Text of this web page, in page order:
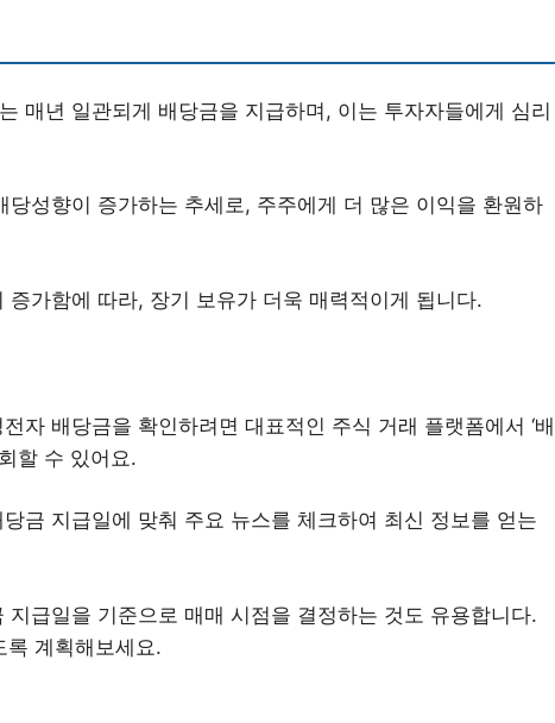
매년 일관되게 배당금을 지급하며, 이는 투자자들에게 심리
당성향이 증가하는 추세로, 주주에게 더 많은 이익을 환원하
가함에 따라, 장기 보유가 더욱 매력적이게 됩니다.
자 배당금을 확인하려면 대표적인 주식 거래 플랫폼에서 ‘배
할 수 있어요.
금 지급일에 맞춰 주요 뉴스를 체크하여 최신 정보를 얻는
급일을 기준으로 매매 시점을 결정하는 것도 유용합니다.
록 계획해보세요.